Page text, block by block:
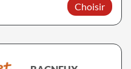
Choisir